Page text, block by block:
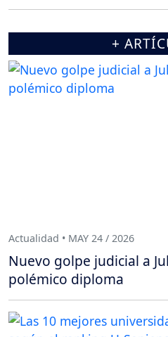
+
Actualidad • MAY 24 / 2026
Nuevo golpe judicial a
polémico diploma